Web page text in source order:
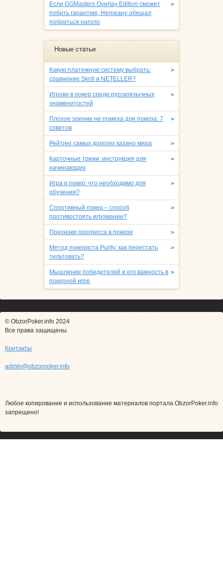
>
Если GGMasters Overlay Edition сможет
побить гарантию, Негреану обещал
побриться наголо
Новые статьи
>
Какую платежную систему выбрать:
сравнение Skrill и NETELLER?
>
Игроки в покер среди русскоязычных
знаменитостей
>
Плохое зрение не помеха для покера: 7
советов
>
Рейтинг самых дорогих казино мира
>
Карточные трюки: инструкция для
начинающих
>
Игра в покер: что необходимо для
обучения?
>
Спортивный покер – способ
противостоять игромании?
>
Признаки прогресса в покере
>
Метод покериста Purity: как перестать
тильтовать?
>
Мышление победителей и его важность в
покерной игре
© ObzorPoker.info 2024
Все права защищены.
Контакты
admin@obzorpoker.info
Любое копирование и использование материалов портала ObzorPoker.info
запрещено!